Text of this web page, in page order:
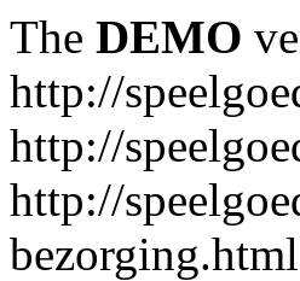
The DEMO
http://
http://
http://
bezorging.html